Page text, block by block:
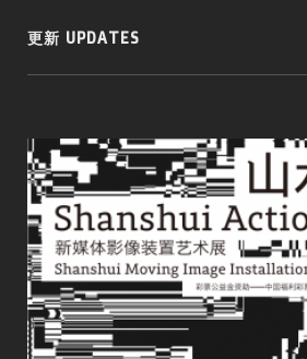
更新 UPDATES